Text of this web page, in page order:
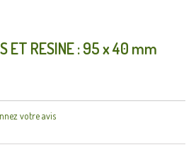
ET RESINE : 95 x 40 mm
votre avis